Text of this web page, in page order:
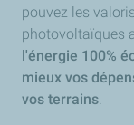
pouvez les
photovoltaïques
l'énergie 100%
mieux vos
vos terrains.